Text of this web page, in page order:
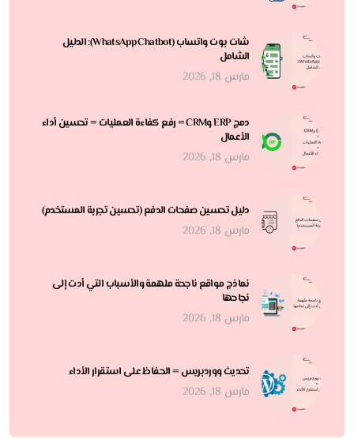
شات بوت واتساب (WhatsApp Chatbot): الدليل
الشامل
مارس 18, 2026
دمج ERP وCRM = رفع كفاءة العمليات = تحسين أداء
الأعمال
مارس 18, 2026
دليل تحسين صفحات الدفع (تحسين تجربة المستخدم)
مارس 18, 2026
نماذج مواقع ناجحة ملهمة والأسباب التي أدت إلى
نجاحها
مارس 18, 2026
تحديث ووردبريس = الحفاظ على استقرار الأداء
مارس 18, 2026